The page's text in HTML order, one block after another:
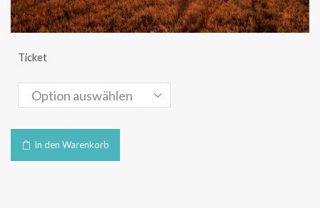
Ticket
In den Warenkorb